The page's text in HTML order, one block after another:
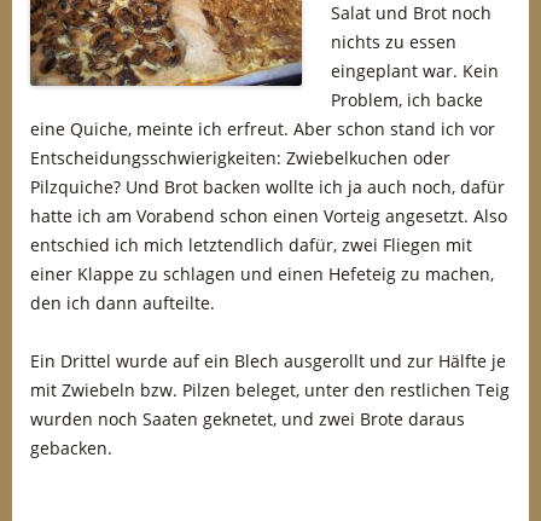
Salat und Brot noch
nichts zu essen
eingeplant war. Kein
Problem, ich backe
eine Quiche, meinte ich erfreut. Aber schon stand ich vor
Entscheidungsschwierigkeiten: Zwiebelkuchen oder
Pilzquiche? Und Brot backen wollte ich ja auch noch, dafür
hatte ich am Vorabend schon einen Vorteig angesetzt. Also
entschied ich mich letztendlich dafür, zwei Fliegen mit
einer Klappe zu schlagen und einen Hefeteig zu machen,
den ich dann aufteilte.
Ein Drittel wurde auf ein Blech ausgerollt und zur Hälfte je
mit Zwiebeln bzw. Pilzen beleget, unter den restlichen Teig
wurden noch Saaten geknetet, und zwei Brote daraus
gebacken.